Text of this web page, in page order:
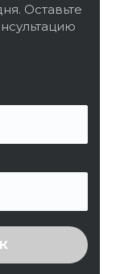
Оставьте